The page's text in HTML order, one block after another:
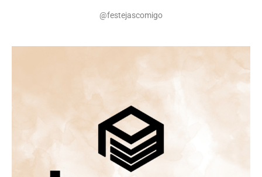
@festejascomigo